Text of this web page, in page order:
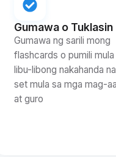
Gumawa o Tuklasin
Gumawa ng sarili mong
flashcards o pumili mula
libu-libong nakahanda
set mula sa mga mag-
at guro